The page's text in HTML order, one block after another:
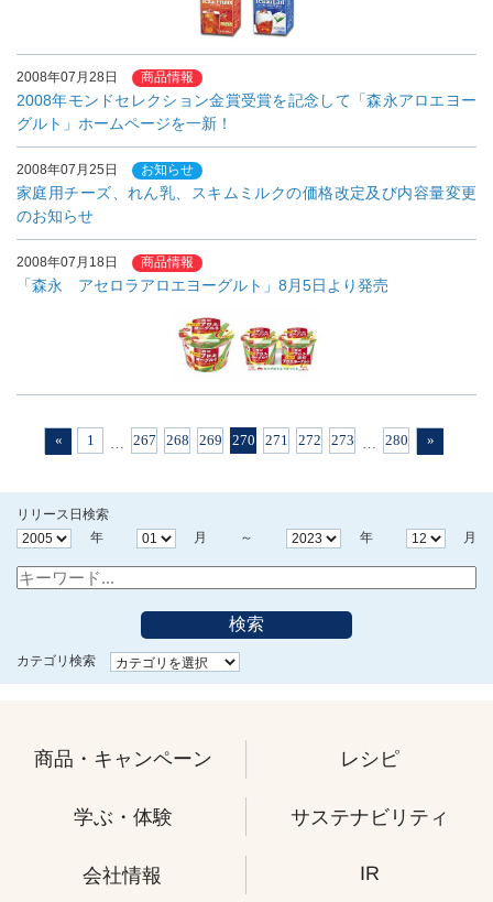
2008年07月28日 商品情報
2008年モンドセレクション金賞受賞を記念して「森永アロエヨー
グルト」ホームページを一新！
2008年07月25日 お知らせ
家庭用チーズ、れん乳、スキムミルクの価格改定及び内容量変更
のお知らせ
2008年07月18日 商品情報
「森永 アセロラアロエヨーグルト」8月5日より発売
« 1 … 267 268 269 270 271 272 273 … 280 »
リリース日検索
年
月 ～ 年 月
検索
カテゴリ検索
商品・キャンペーン レシピ
学ぶ・体験 サステナビリティ
会社情報 IR